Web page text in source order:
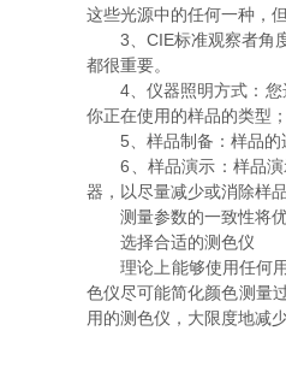
这些光源中的任何一种，
3、CIE标准观察者角度
都很重要。
4、仪器照明方式：您选
你正在使用的样品的类型
5、样品制备：样品的适
6、样品演示：样品演
器，以尽量减少或消除样
测量参数的一致性将优
选择合适的测色仪
理论上能够使用任何用
色仪尽可能简化颜色测量
用的测色仪，大限度地减